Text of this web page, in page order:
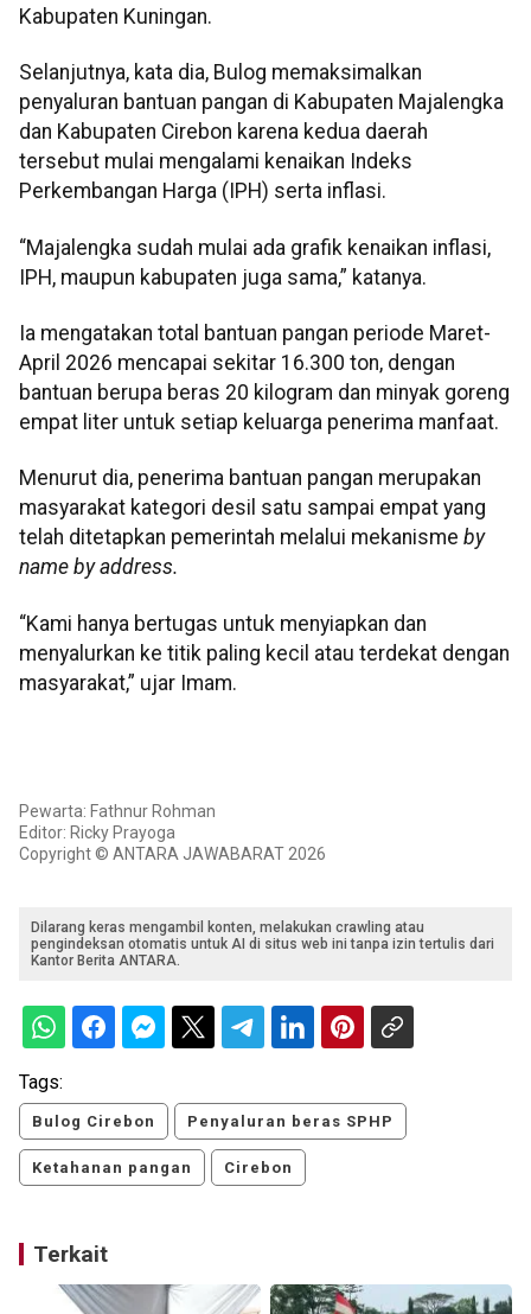
Kabupaten Kuningan.
Selanjutnya, kata dia, Bulog memaksimalkan
penyaluran bantuan pangan di Kabupaten Majalengka
dan Kabupaten Cirebon karena kedua daerah
tersebut mulai mengalami kenaikan Indeks
Perkembangan Harga (IPH) serta inflasi.
“Majalengka sudah mulai ada grafik kenaikan inflasi,
IPH, maupun kabupaten juga sama,” katanya.
Ia mengatakan total bantuan pangan periode Maret-
April 2026 mencapai sekitar 16.300 ton, dengan
bantuan berupa beras 20 kilogram dan minyak goreng
empat liter untuk setiap keluarga penerima manfaat.
Menurut dia, penerima bantuan pangan merupakan
masyarakat kategori desil satu sampai empat yang
telah ditetapkan pemerintah melalui mekanisme by
name by address.
“Kami hanya bertugas untuk menyiapkan dan
menyalurkan ke titik paling kecil atau terdekat dengan
masyarakat,” ujar Imam.
Pewarta: Fathnur Rohman
Editor: Ricky Prayoga
Copyright © ANTARA JAWABARAT 2026
Dilarang keras mengambil konten, melakukan crawling atau
pengindeksan otomatis untuk AI di situs web ini tanpa izin tertulis dari
Kantor Berita ANTARA.
Tags:
Bulog Cirebon Penyaluran beras SPHP
Ketahanan pangan Cirebon
Terkait